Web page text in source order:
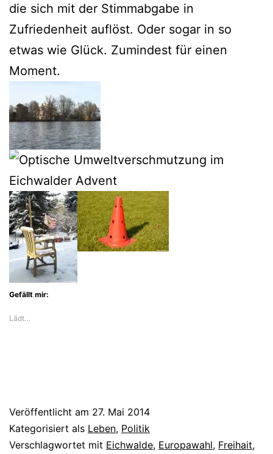
die sich mit der Stimmabgabe in
Zufriedenheit auflöst. Oder sogar in so
etwas wie Glück. Zumindest für einen
Moment.
Gefällt mir:
Lädt…
Veröffentlicht am 27. Mai 2014
Kategorisiert als Leben, Politik
Verschlagwortet mit Eichwalde, Europawahl, Freihait,